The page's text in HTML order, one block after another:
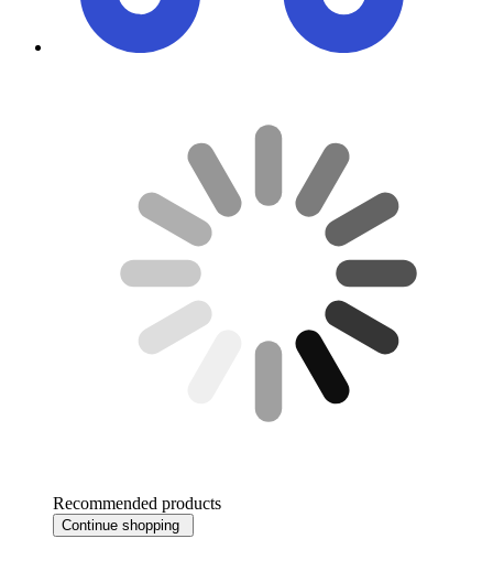
Recommended products
Continue shopping